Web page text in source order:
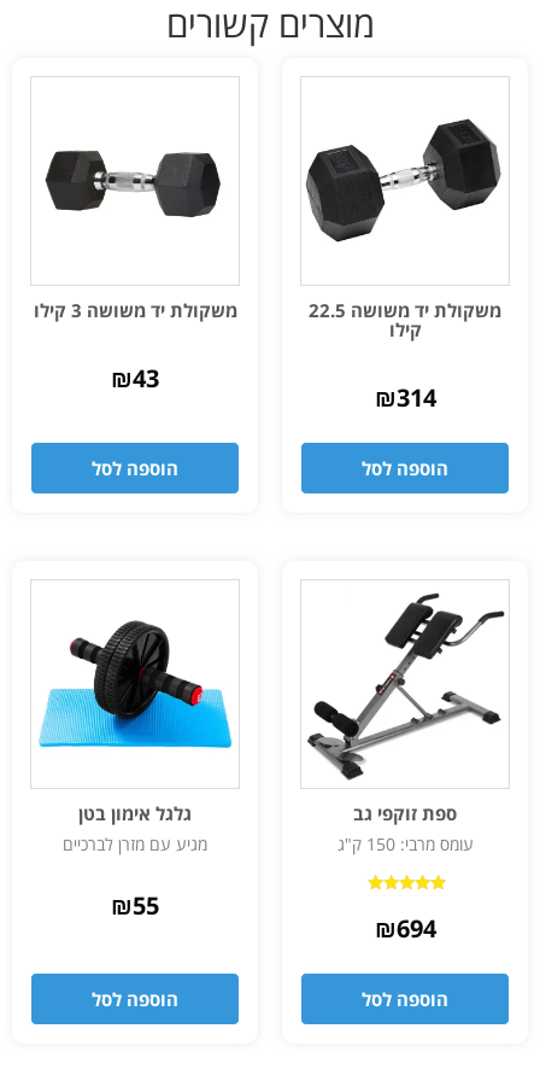
מוצרים קשורים
משקולת יד משושה 22.5
קילו
₪314
הוספה לסל
משקולת יד משושה 3 קילו
₪43
הוספה לסל
ספת זוקפי גב
עומס מרבי: 150 ק"ג
5.00
מתוך 5₪694
הוספה לסל
גלגל אימון בטן
מגיע עם מזרן לברכיים
₪55
הוספה לסל